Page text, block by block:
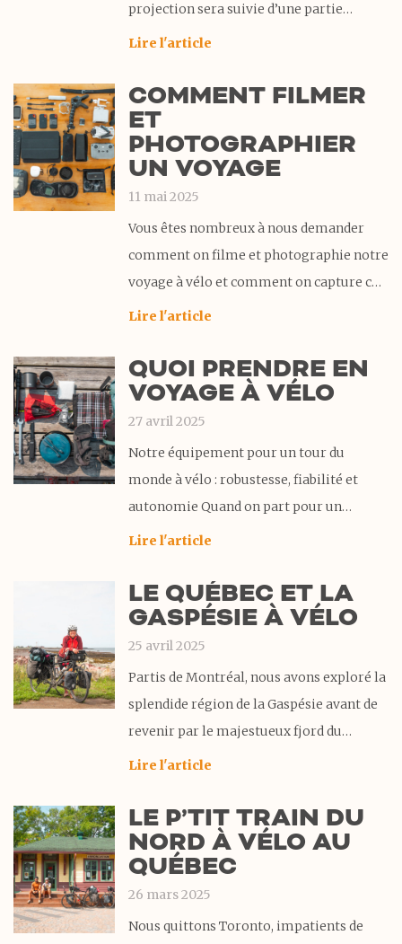
projection sera suivie d’une partie
questions-réponses puis d’un petit apéro
de vous y rencontrer !Billetterie et infos
sur le site du cinéma Surprise Un an
après notre retour de voyage, il
Lire l'article
COMMENT FILMER
ET
PHOTOGRAPHIER
UN VOYAGE
11 mai 2025
Vous êtes nombreux à nous demander
comment on filme et photographie notre
voyage à vélo et comment on capture ces
moments uniques sur la route. On a donc
notre approche de la vidéo et de la photo
en voyage à
Lire l'article
QUOI PRENDRE EN
VOYAGE À VÉLO
27 avril 2025
Notre équipement pour un tour du
monde à vélo : robustesse, fiabilité et
autonomie Quand on part pour un
voyage à vélo autour du monde, le
terre battue aux climats changeant, notre
équipement de cyclotourisme est mis à
rude épreuve
Lire l'article
LE QUÉBEC ET LA
GASPÉSIE À VÉLO
25 avril 2025
Partis de Montréal, nous avons exploré la
splendide région de la Gaspésie avant de
revenir par le majestueux fjord du
Saguenay. Ce parcours au cœur du Québec
magnifiquement conclu notre traversée
du Canada à vélo. Revenir en territoire
Lire l'article
LE P’TIT TRAIN DU
NORD À VÉLO AU
QUÉBEC
26 mars 2025
Nous quittons Toronto, impatients de